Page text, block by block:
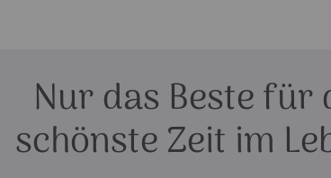
Nur das Beste für
schönste Zeit im